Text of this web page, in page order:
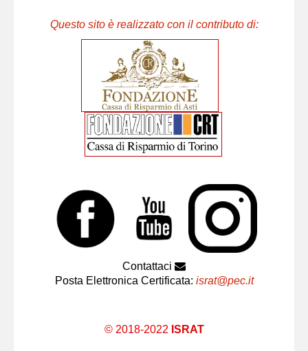
Questo sito è realizzato con il contributo di:
Contattaci
Posta Elettronica Certificata: israt@pec.it
© 2018-2022 ISRAT